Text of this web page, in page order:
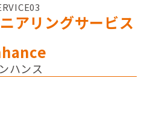
03
アリングサービス
ハンス